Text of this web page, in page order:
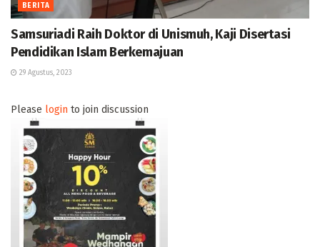
BERITA
Samsuriadi Raih Doktor di Unismuh, Kaji Disertasi
Pendidikan Islam Berkemajuan
29 Agustus, 2023
Please login to join discussion